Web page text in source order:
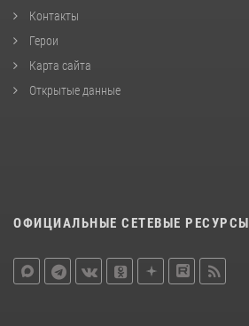
Контакты
Герои
Карта сайта
Открытые данные
ОФИЦИАЛЬНЫЕ СЕТЕВЫЕ РЕСУРСЫ